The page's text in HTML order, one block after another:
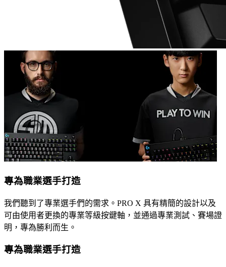
專為職業選手打造
我們聽到了專業選手們的需求。PRO X 具有精簡的設計以及
可由使用者更換的專業等級按鍵軸，並通過專業測試、賽場證
明，專為勝利而生。
專為職業選手打造